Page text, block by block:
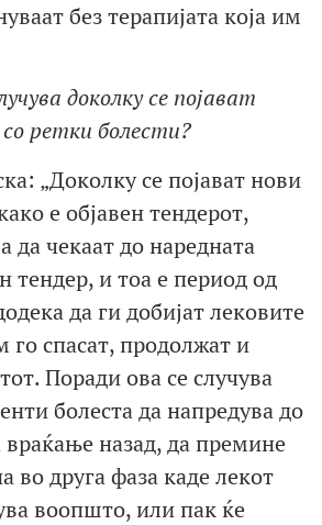
без терапијата која им
доколку се појават
ретки болести?
„Доколку се појават нови
е објавен тендерот,
да чекаат до наредната
тендер, и тоа е период од
да ги добијат лековите
го спасат, продолжат и
Поради ова се случува
болеста да напредува до
назад, да премине
во друга фаза каде лекот
воопшто, или пак ќе